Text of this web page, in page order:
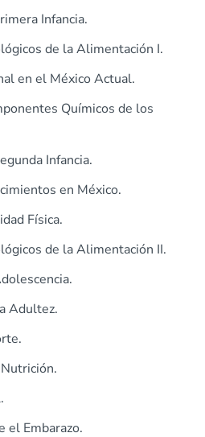
Infancia.
de la Alimentación I.
en el México Actual.
Químicos de los
Infancia.
en México.
Física.
de la Alimentación II.
Adultez.
el Embarazo.